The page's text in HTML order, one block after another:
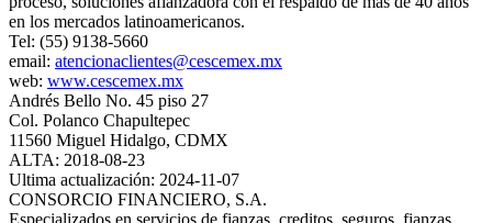
en los mercados latinoamericanos.
Tel: (55) 9138-5660
email: atencionaclientes@cescemex.mx
web: www.cescemex.mx
Andrés Bello No. 45 piso 27
Col. Polanco Chapultepec
11560 Miguel Hidalgo, CDMX
ALTA: 2018-08-23
Ultima actualización: 2024-11-07
CONSORCIO FINANCIERO, S.A.
Especializados en servicios de fianzas, creditos, seguros, fianzas,